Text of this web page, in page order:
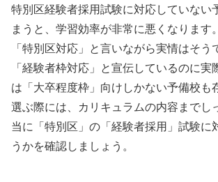
特別区経験者採用試験に対応していない
まうと、学習効率が非常に悪くなります。
「特別区対応」と言いながら実情はそう
「経験者枠対応」と宣伝しているのに実
は「大卒程度枠」向けしかない予備校も
選ぶ際には、カリキュラムの内容までし
当に「特別区」の「経験者採用」試験に
うかを確認しましょう。